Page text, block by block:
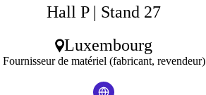
Hall P| Stand 27
Luxembourg
Fournisseur de matériel (fabricant, revendeur)